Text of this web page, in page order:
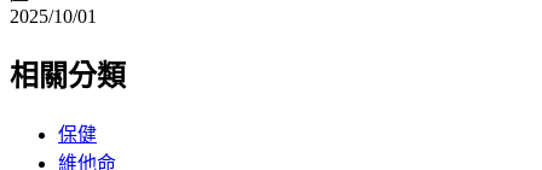
2025/10/01
相關分類
保健
維他命